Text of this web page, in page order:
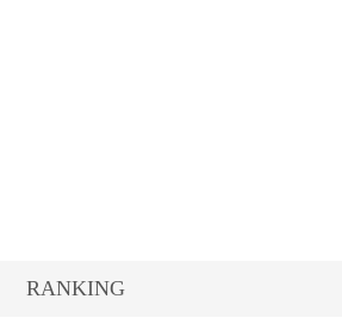
RANKING